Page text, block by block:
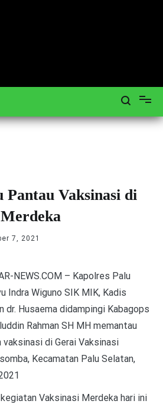
Pantau Vaksinasi di
7, 2021
NEWS.COM – Kapolres Palu
Indra Wiguno SIK MIK, Kadis
dr. Husaema didampingi Kabagops
Rahman SH MH memantau
vaksinasi di Gerai Vaksinasi
Kecamatan Palu Selatan,
Vaksinasi Merdeka hari ini